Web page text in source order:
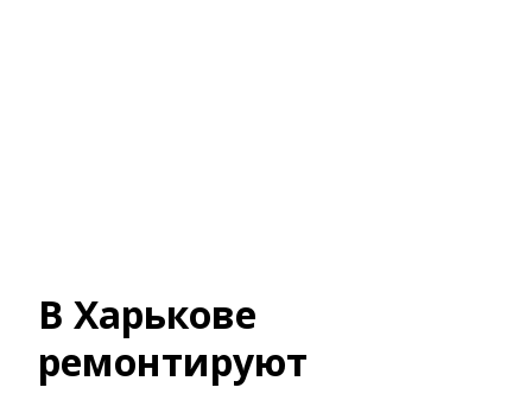
В Харькове
ремонтируют